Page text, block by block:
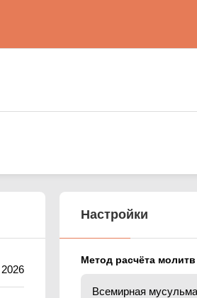
Настройки
Метод расчёта молитв